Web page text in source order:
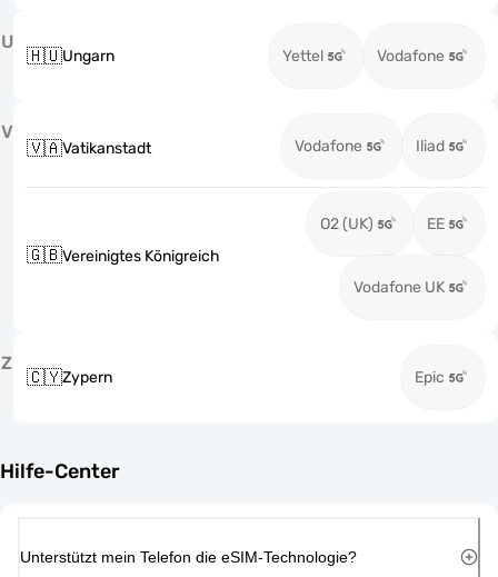
U
🇭🇺Ungarn Yettel Vodafone
V
🇻🇦Vatikanstadt Vodafone Iliad
🇬🇧Vereinigtes Königreich
O2 (UK) EE
Vodafone UK
Z
🇨🇾Zypern Epic
Hilfe-Center
Unterstützt mein Telefon die eSIM-Technologie?